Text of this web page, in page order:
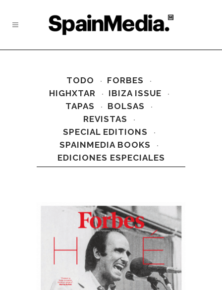
TODO
FORBES
HIGHXTAR
IBIZA ISSUE
TAPAS
BOLSAS
REVISTAS
SPECIAL EDITIONS
SPAINMEDIA BOOKS
EDICIONES ESPECIALES